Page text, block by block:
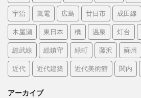
宇治 嵐電 広島 廿日市 成田線
木屋瀬 東日本 橋 温泉 灯台
総武線 総鎮守 緑町 藤沢 蘇州
近代 近代建築 近代美術館 関内
アーカイブ